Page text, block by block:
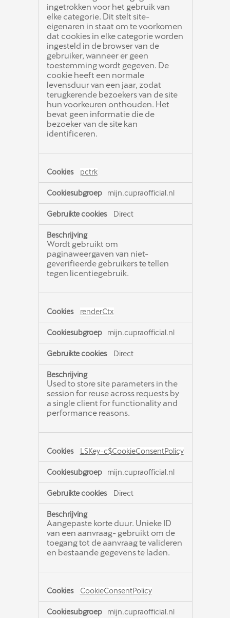
ingetrokken voor het gebruik van
elke categorie. Dit stelt site-
eigenaren in staat om te voorkomen
dat cookies in elke categorie worden
ingesteld in de browser van de
gebruiker, wanneer er geen
toestemming wordt gegeven. De
cookie heeft een normale
levensduur van een jaar, zodat
terugkerende bezoekers van de site
hun voorkeuren onthouden. Het
bevat geen informatie die de
bezoeker van de site kan
identificeren.
pctrk
mijn.cupraofficial.nl
Direct
Wordt gebruikt om
paginaweergaven van niet-
geverifieerde gebruikers te tellen
tegen licentiegebruik.
renderCtx
mijn.cupraofficial.nl
Direct
Used to store site parameters in the
session for reuse across requests by
a single client for functionality and
performance reasons.
LSKey-c$CookieConsentPolicy
mijn.cupraofficial.nl
Direct
Aangepaste korte duur. Unieke ID
van een aanvraag- gebruikt om de
toegang tot de aanvraag te valideren
en bestaande gegevens te laden.
CookieConsentPolicy
mijn.cupraofficial.nl